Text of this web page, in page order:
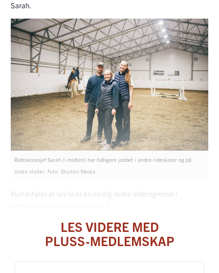
Sarah.
Rideskolesjef Sarah (i midten) har tidligere jobbet i andre rideskoler og på
andre staller. Foto: Storken Media
Hun erfarer at syv år er en vanlig nedre aldersgrense i
LES VIDERE MED
PLUSS-MEDLEMSKAP